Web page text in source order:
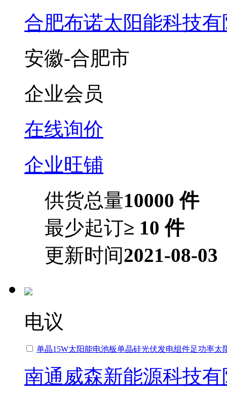
合肥布诺太阳能科技
安徽-合肥市
企业会员
在线询价
企业旺铺
供货总量10000 件
最少起订≥ 10 件
更新时间2021-08-03
电议
单晶15W太阳能电池板单晶硅光伏发电组件足功率太
南通威森新能源科技